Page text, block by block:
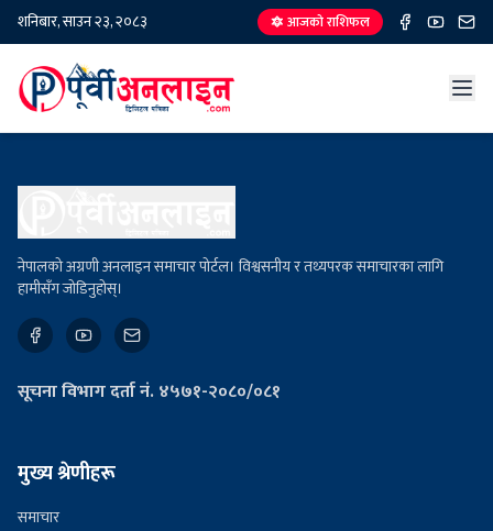
शनिबार, साउन २३, २०८३ 🔯 आजको राशिफल
नेपालको अग्रणी अनलाइन समाचार पोर्टल। विश्वसनीय र तथ्यपरक समाचारका लागि
हामीसँग जोडिनुहोस्।
सूचना विभाग दर्ता नं. ४५७१-२०८०/०८१
मुख्य श्रेणीहरू
समाचार